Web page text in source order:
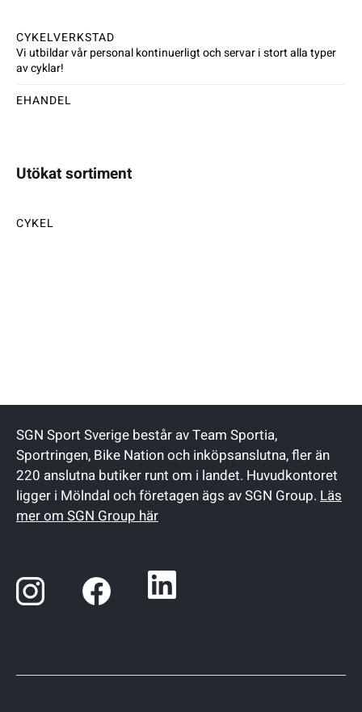
CYKELVERKSTAD
Vi utbildar vår personal kontinuerligt och servar i stort alla typer
av cyklar!
EHANDEL
Utökat sortiment
CYKEL
SGN Sport Sverige består av Team Sportia,
Sportringen, Bike Nation och inköpsanslutna, fler än
220 anslutna butiker runt om i landet. Huvudkontoret
ligger i Mölndal och företagen ägs av SGN Group. Läs
mer om SGN Group här